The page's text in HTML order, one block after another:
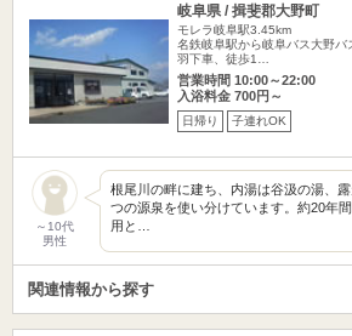
岐阜県 / 揖斐郡大野町
モレラ岐阜駅3.45km
名鉄岐阜駅から岐阜バス大野
羽下車、徒歩1…
営業時間 10:00～22:00
入浴料金 700円～
日帰り 子連れOK
～10代
男性
根尾川の畔に建ち、内湯は谷汲の湯、
つの源泉を使い分けています。約20年
用と…
関連情報から探す